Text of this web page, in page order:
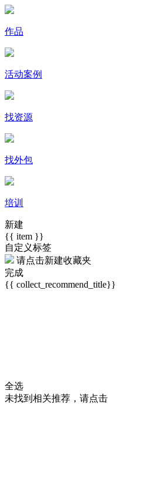
作品
活动案例
找资源
找外包
培训
新建
{{ item }}
自定义标签
请点击新建收藏夹
完成
{{ collect_recommend_title}}
全选
未找到相关推荐，请点击